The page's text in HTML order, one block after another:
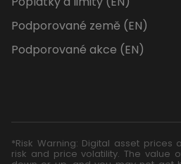
Podporované země (EN)
Podporované akce (EN)
*Risk Warning: Digital asset
risk and price volatility. The value